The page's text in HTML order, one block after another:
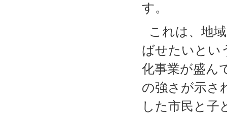
す。
これは、地
ばせたいとい
化事業が盛ん
の強さが示さ
した市民と子